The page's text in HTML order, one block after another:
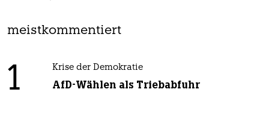
meistkommentiert
1 Krise der Demokratie
AfD-Wählen als Triebabfuhr